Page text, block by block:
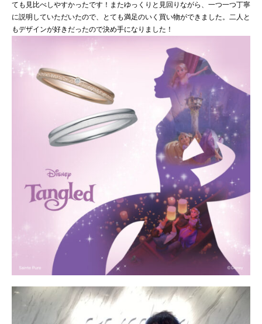
ても見比べしやすかったです！またゆっくりと見回りながら、一つ一つ丁寧
に説明していただいたので、とても満足のいく買い物ができました。二人と
もデザインが好きだったので決め手になりました！